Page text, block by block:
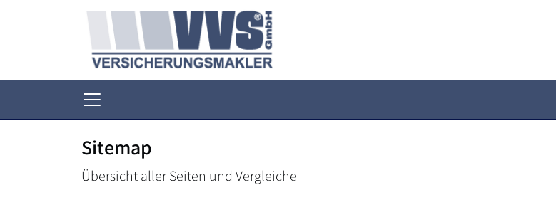
Sitemap
Übersicht aller Seiten und Vergleiche